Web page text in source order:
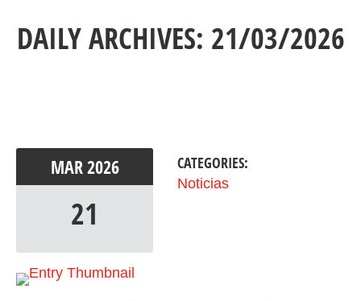
DAILY ARCHIVES: 21/03/2026
MAR2026
21
CATEGORIES:
Noticias